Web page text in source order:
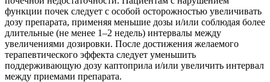
функции почек следует с особой осторожностью увеличивать
дозу препарата, применяя меньшие дозы и/или соблюдая более
длительные (не менее 1–2 недель) интервалы между
увеличениями дозировки. После достижения желаемого
терапевтического эффекта следует уменьшить
поддерживающую дозу каптоприла и/или увеличить интервал
между приемами препарата.